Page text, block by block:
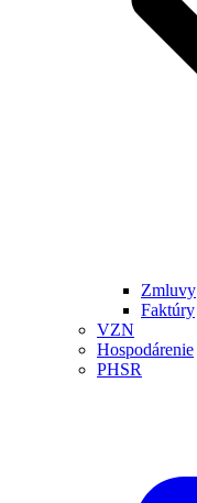
Zmluvy
Faktúry
VZN
Hospodárenie
PHSR